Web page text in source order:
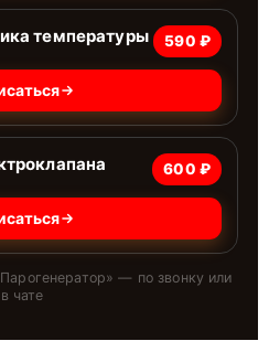
температуры 590 ₽
600 ₽
Парогенератор» — по звонку или
в чате